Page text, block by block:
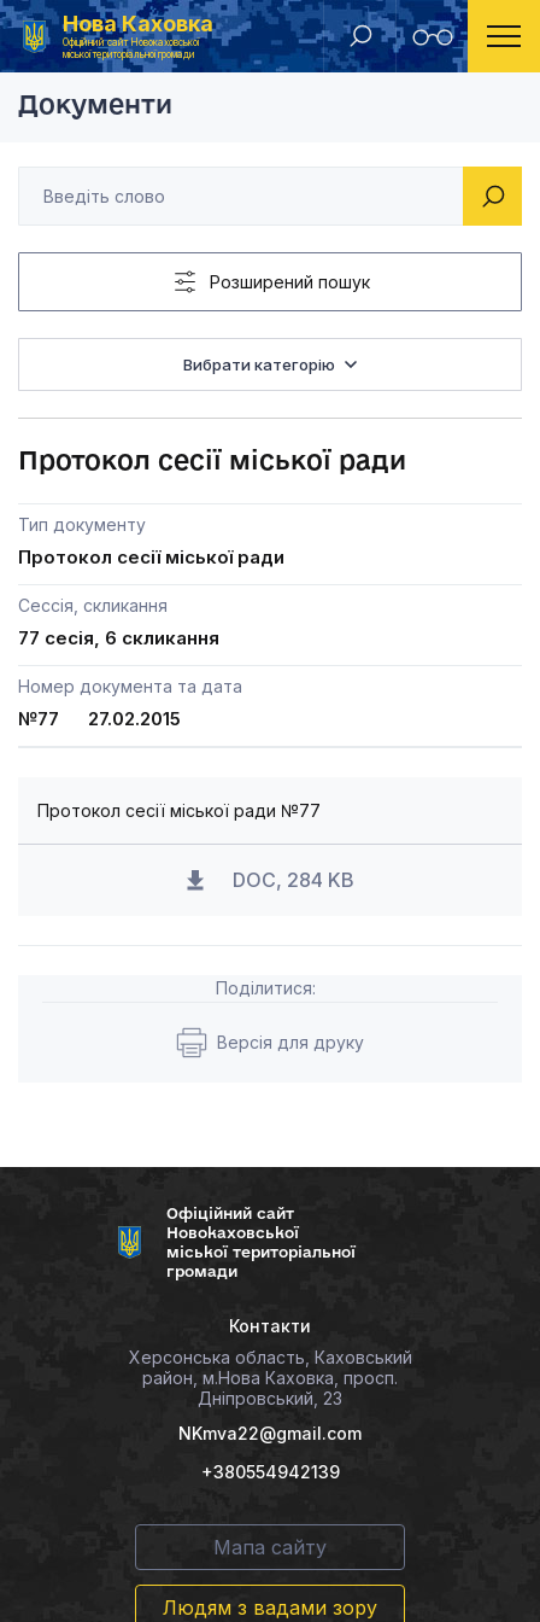
Нова Каховка
Офіційний сайт Новокаховської
міської територіальної громади
Головна Протоколи сесії міської ради Протокол сесії
Документи
Розширений пошук
Вибрати категорію
Протокол сесії міської ради
Тип документу
Протокол сесії міської ради
Сессія, скликання
77 сесія, 6 скликання
Номер документа та дата
№77 27.02.2015
Протокол сесії міської ради №77
DOC, 284 KB
Поділитися:
Версія для друку
Офіційний сайт
Новокаховської
міської територіальної
громади
Контакти
Херсонська область, Каховський
район, м.Нова Каховка, просп.
Дніпровський, 23
NKmva22@gmail.com
+380554942139
Мапа сайту
Людям з вадами зору